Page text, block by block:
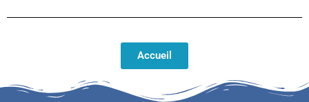
Accueil